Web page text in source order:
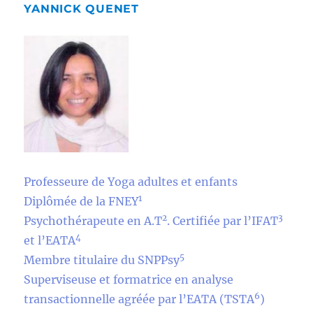
YANNICK QUENET
Professeure de Yoga adultes et enfants
Diplômée de la FNEY1
Psychothérapeute en A.T2. Certifiée par l’IFAT3
et l’EATA4
Membre titulaire du SNPPsy5
Superviseuse et formatrice en analyse
transactionnelle agréée par l’EATA (TSTA6)